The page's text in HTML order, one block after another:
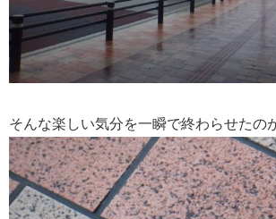
そんな楽しい気分を一瞬で終わらせたの